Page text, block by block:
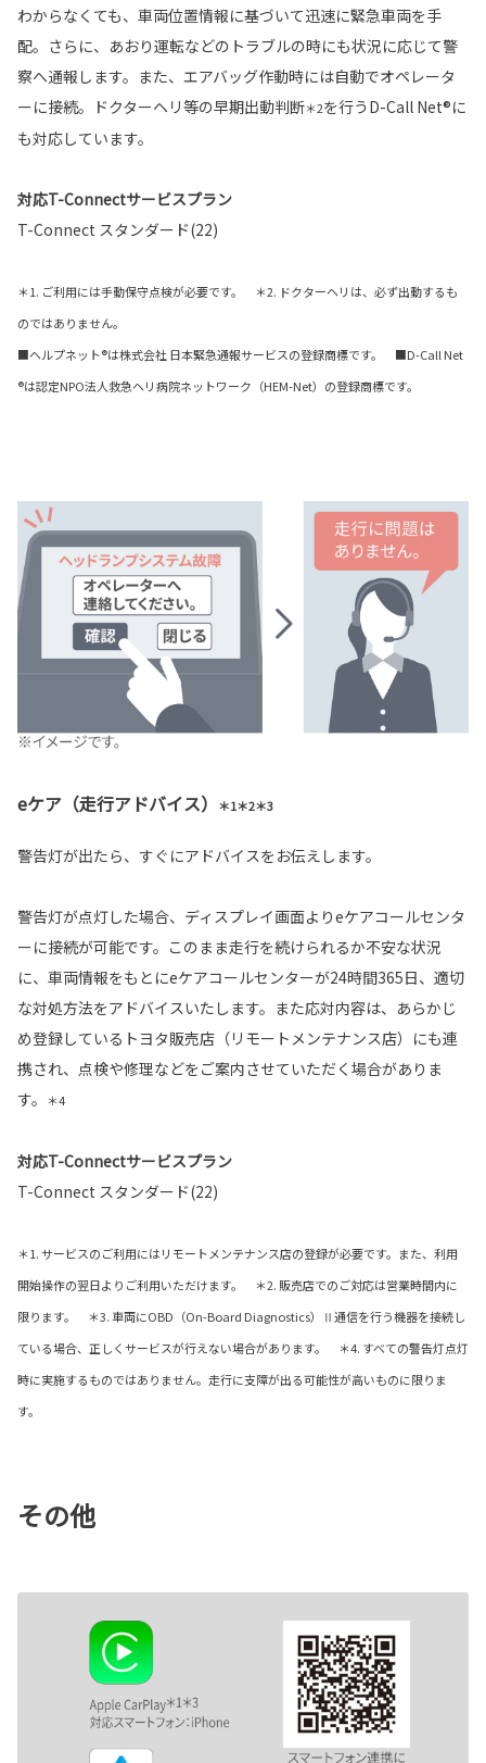
わからなくても、車両位置情報に基づいて迅速に緊急車両を手
配。さらに、あおり運転などのトラブルの時にも状況に応じて警
察へ通報します。また、エアバッグ作動時には自動でオペレータ
ーに接続。ドクターヘリ等の早期出動判断＊2を行うD-Call Net®に
も対応しています。
対応T-Connectサービスプラン
T-Connect スタンダード(22)
＊1. ご利用には手動保守点検が必要です。 ＊2. ドクターヘリは、必ず出動するも
のではありません。
■ヘルプネット®は株式会社 日本緊急通報サービスの登録商標です。 ■D-Call Net
®は認定NPO法人救急ヘリ病院ネットワーク（HEM-Net）の登録商標です。
eケア（走行アドバイス） ＊1＊2＊3
警告灯が出たら、すぐにアドバイスをお伝えします。
警告灯が点灯した場合、ディスプレイ画面よりeケアコールセンタ
ーに接続が可能です。このまま走行を続けられるか不安な状況
に、車両情報をもとにeケアコールセンターが24時間365日、適切
な対処方法をアドバイスいたします。また応対内容は、あらかじ
め登録しているトヨタ販売店（リモートメンテナンス店）にも連
携され、点検や修理などをご案内させていただく場合がありま
す。
＊4
対応T-Connectサービスプラン
T-Connect スタンダード(22)
＊1. サービスのご利用にはリモートメンテナンス店の登録が必要です。また、利用
開始操作の翌日よりご利用いただけます。 ＊2. 販売店でのご対応は営業時間内に
限ります。 ＊3. 車両にOBD（On-Board Diagnostics）Ⅱ通信を行う機器を接続し
ている場合、正しくサービスが行えない場合があります。 ＊4. すべての警告灯点灯
時に実施するものではありません。走行に支障が出る可能性が高いものに限りま
す。
その他